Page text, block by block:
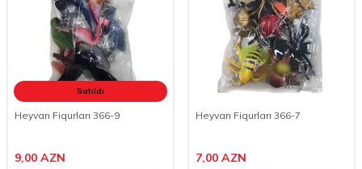
Satıldı
Heyvan Fiqurları 366-9
9,00 AZN
Heyvan Fiqurları 366-7
7,00 AZN